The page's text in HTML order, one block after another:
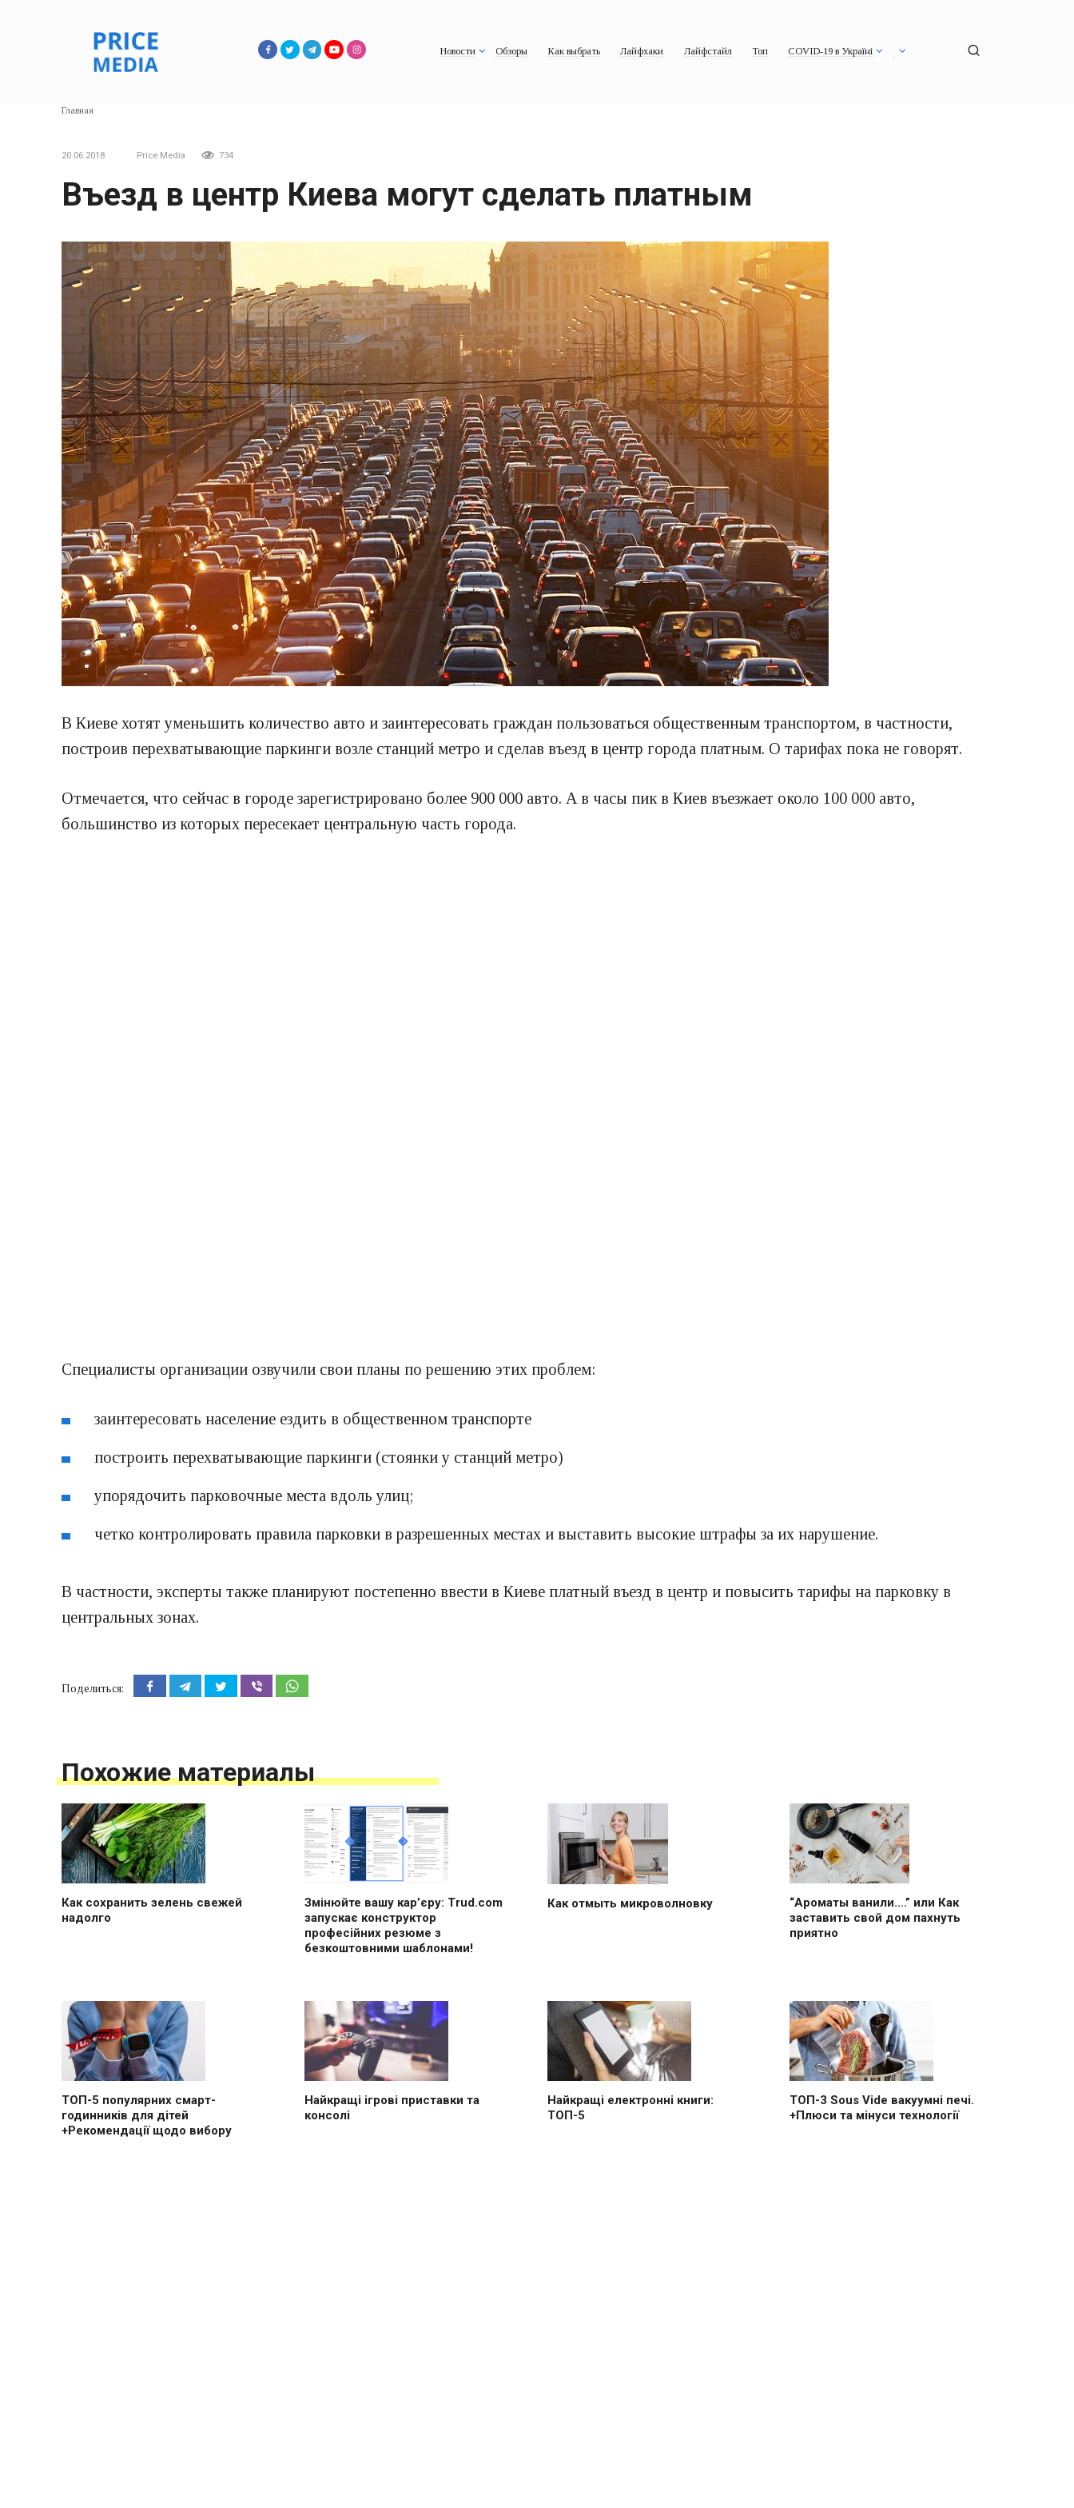
Новости Обзоры Как выбрать Лайфхаки Лайфстайл Топ COVID-19 в Україні
Главная
20.06.2018 Price Media 734
Въезд в центр Киева могут сделать платным
В Киеве хотят уменьшить количество авто и заинтересовать граждан пользоваться общественным транспортом, в частности,
построив перехватывающие паркинги возле станций метро и сделав въезд в центр города платным. О тарифах пока не говорят.
Отмечается, что сейчас в городе зарегистрировано более 900 000 авто. А в часы пик в Киев въезжает около 100 000 авто,
большинство из которых пересекает центральную часть города.
Специалисты организации озвучили свои планы по решению этих проблем:
заинтересовать население ездить в общественном транспорте
построить перехватывающие паркинги (стоянки у станций метро)
упорядочить парковочные места вдоль улиц;
четко контролировать правила парковки в разрешенных местах и ​​выставить высокие штрафы за их нарушение.
В частности, эксперты также планируют постепенно ввести в Киеве платный въезд в центр и повысить тарифы на парковку в
центральных зонах.
Поделиться:
Похожие материалы
Как сохранить зелень свежей
надолго
Змінюйте вашу кар’єру: Trud.com
запускає конструктор
професійних резюме з
безкоштовними шаблонами!
Как отмыть микроволновку
“Ароматы ванили….” или Как
заставить свой дом пахнуть
приятно
ТОП-5 популярних смарт-
годинників для дітей
+Рекомендації щодо вибору
Найкращі ігрові приставки та
консолі
Найкращі електронні книги:
ТОП-5
ТОП-3 Sous Vide вакуумні печі.
+Плюси та мінуси технології